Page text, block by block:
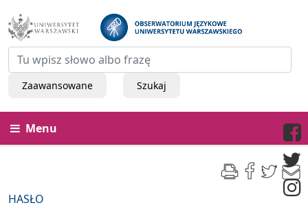
Zaawansowane Szukaj
Menu
HASŁO